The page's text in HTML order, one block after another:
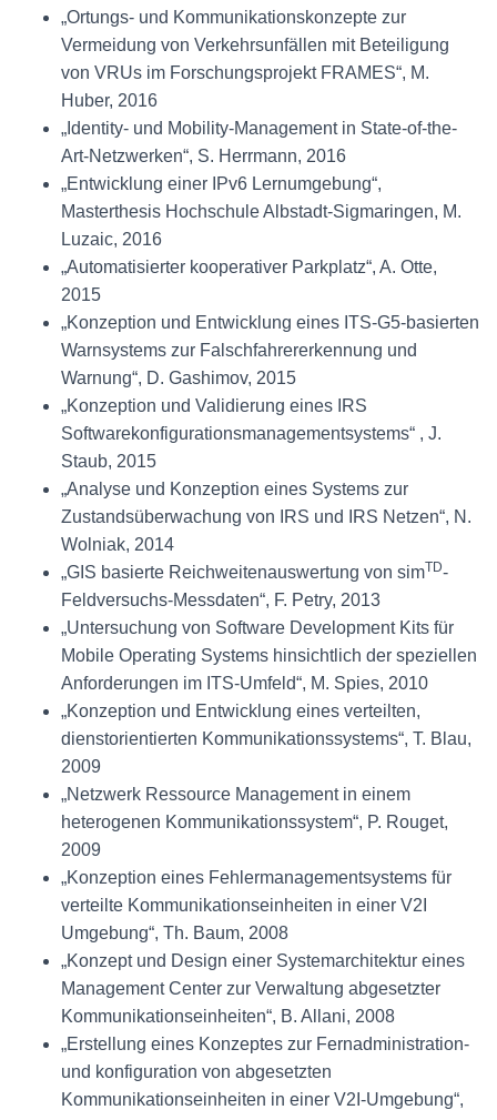
„Ortungs- und Kommunikationskonzepte zur
Vermeidung von Verkehrsunfällen mit Beteiligung
von VRUs im Forschungsprojekt FRAMES“, M.
Huber, 2016
„Identity- und Mobility-Management in State-of-the-
Art-Netzwerken“, S. Herrmann, 2016
„Entwicklung einer IPv6 Lernumgebung“,
Masterthesis Hochschule Albstadt-Sigmaringen, M.
Luzaic, 2016
„Automatisierter kooperativer Parkplatz“, A. Otte,
2015
„Konzeption und Entwicklung eines ITS-G5-basierten
Warnsystems zur Falschfahrererkennung und
Warnung“, D. Gashimov, 2015
„Konzeption und Validierung eines IRS
Softwarekonfigurationsmanagementsystems“ , J.
Staub, 2015
„Analyse und Konzeption eines Systems zur
Zustandsüberwachung von IRS und IRS Netzen“, N.
Wolniak, 2014
„GIS basierte Reichweitenauswertung von simTD-
Feldversuchs-Messdaten“, F. Petry, 2013
„Untersuchung von Software Development Kits für
Mobile Operating Systems hinsichtlich der speziellen
Anforderungen im ITS-Umfeld“, M. Spies, 2010
„Konzeption und Entwicklung eines verteilten,
dienstorientierten Kommunikationssystems“, T. Blau,
2009
„Netzwerk Ressource Management in einem
heterogenen Kommunikationssystem“, P. Rouget,
2009
„Konzeption eines Fehlermanagementsystems für
verteilte Kommunikationseinheiten in einer V2I
Umgebung“, Th. Baum, 2008
„Konzept und Design einer Systemarchitektur eines
Management Center zur Verwaltung abgesetzter
Kommunikationseinheiten“, B. Allani, 2008
„Erstellung eines Konzeptes zur Fernadministration-
und konfiguration von abgesetzten
Kommunikationseinheiten in einer V2I-Umgebung“,